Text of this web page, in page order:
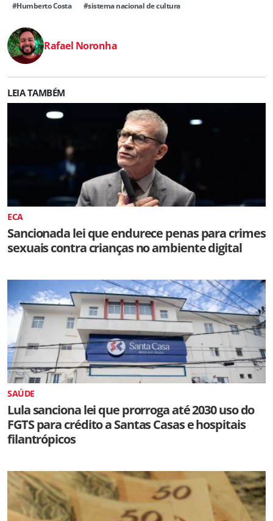
#Humberto Costa #sistema nacional de cultura
Rafael Noronha
LEIA TAMBÉM
ECA
Sancionada lei que endurece penas para crimes
sexuais contra crianças no ambiente digital
SAÚDE
Lula sanciona lei que prorroga até 2030 uso do
FGTS para crédito a Santas Casas e hospitais
filantrópicos